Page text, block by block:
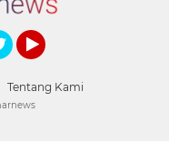
Tentang Kami